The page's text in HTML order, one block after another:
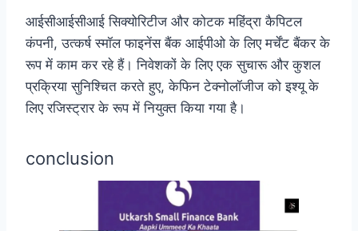
आईसीआईसीआई सिक्योरिटीज और कोटक महिंद्रा कैपिटल
कंपनी, उत्कर्ष स्मॉल फाइनेंस बैंक आईपीओ के लिए मर्चेंट बैंकर के
रूप में काम कर रहे हैं। निवेशकों के लिए एक सुचारू और कुशल
प्रक्रिया सुनिश्चित करते हुए, केफिन टेक्नोलॉजीज को इश्यू के
लिए रजिस्ट्रार के रूप में नियुक्त किया गया है।
conclusion